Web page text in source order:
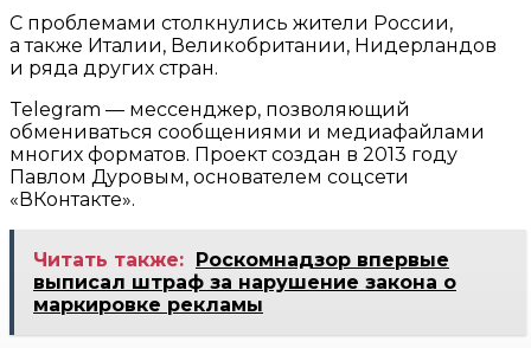
С проблемами столкнулись жители России,
а также Италии, Великобритании, Нидерландов
и ряда других стран.
Telegram — мессенджер, позволяющий
обмениваться сообщениями и медиафайлами
многих форматов. Проект создан в 2013 году
Павлом Дуровым, основателем соцсети
«ВКонтакте».
Читать также: Роскомнадзор впервые
выписал штраф за нарушение закона о
маркировке рекламы